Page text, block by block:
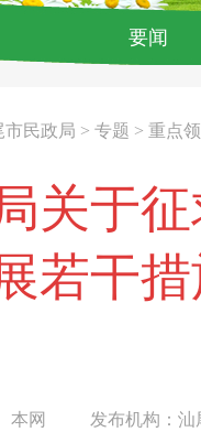
要闻
市民政局 > 专题 > 重点
关于
若干
本网 发布机构： 汕